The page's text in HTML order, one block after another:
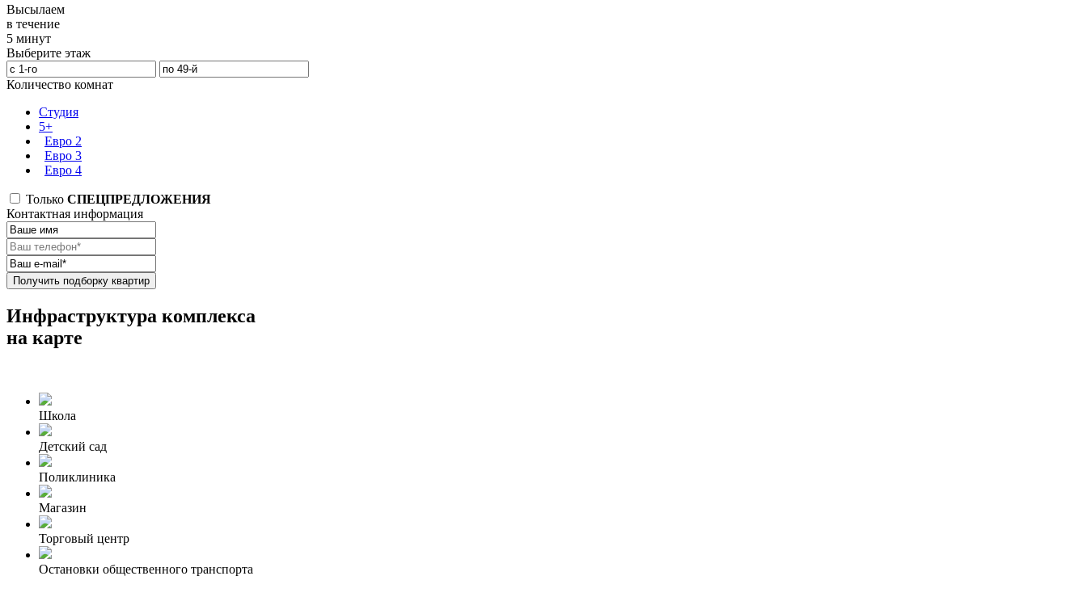
Высылаем
в течение
5 минут
Выберите этаж
Количество комнат
Студия
5+
Евро 2
Евро 3
Евро 4
Только СПЕЦПРЕДЛОЖЕНИЯ
Контактная информация
Получить подборку квартир
Инфраструктура комплекса
на карте
Школа
Детский сад
Поликлиника
Магазин
Торговый центр
Остановки общественного транспорта